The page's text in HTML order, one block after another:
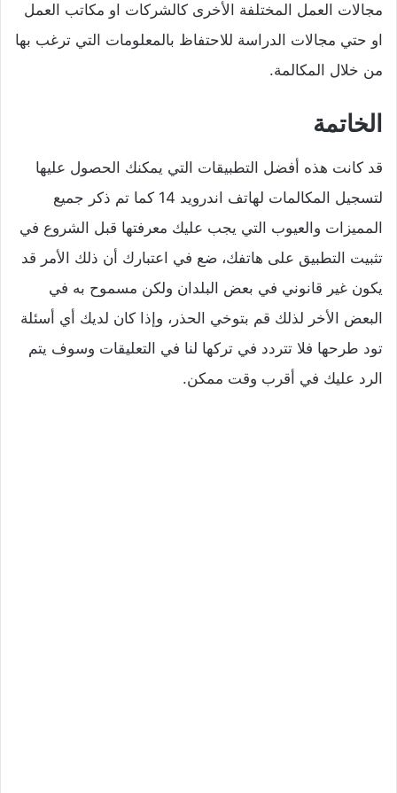
مجالات العمل المختلفة الأخرى كالشركات او مكاتب العمل
او حتي مجالات الدراسة للاحتفاظ بالمعلومات التي ترغب بها
من خلال المكالمة.
الخاتمة
قد كانت هذه أفضل التطبيقات التي يمكنك الحصول عليها
لتسجيل المكالمات لهاتف اندرويد 14 كما تم ذكر جميع
المميزات والعيوب التي يجب عليك معرفتها قبل الشروع في
تثبيت التطبيق على هاتفك، ضع في اعتبارك أن ذلك الأمر قد
يكون غير قانوني في بعض البلدان ولكن مسموح به في
البعض الأخر لذلك قم بتوخي الحذر، وإذا كان لديك أي أسئلة
تود طرحها فلا تتردد في تركها لنا في التعليقات وسوف يتم
الرد عليك في أقرب وقت ممكن.